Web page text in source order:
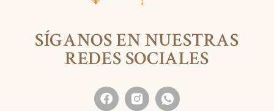
SÍGANOS EN NUESTRAS
REDES SOCIALES